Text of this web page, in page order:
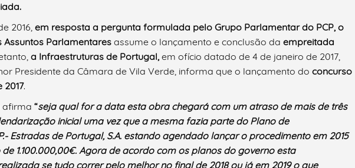
Pesquisa
2016,em resposta a pergunta formulada pelo Grupo Parlamentar do PCP, o
Assuntos Parlamentares assume o lançamento e conclusão da empreitada
a Infraestruturas de Portugal, em ofício datado de 4 de janeiro de 2017,
Presidente da Câmara de Vila Verde, informa que o lançamento do concurso
.
afirma “seja qual for a data esta obra chegará com um atraso de mais de três
inicial uma vez que a mesma fazia parte do Plano de
Estradas de Portugal, S.A. estando agendado lançar o procedimento em 2015
1.100.000,00€. Agora de acordo com os planos do governo esta
se tudo correr pelo melhor no final de 2018 ou já em 2019 o que